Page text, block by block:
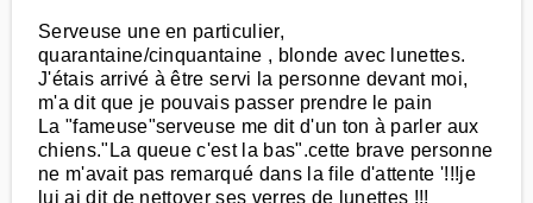
Serveuse une en particulier,
quarantaine/cinquantaine , blonde avec lunettes.
J'étais arrivé à être servi la personne devant moi,
m'a dit que je pouvais passer prendre le pain
La "fameuse"serveuse me dit d'un ton à parler aux
chiens."La queue c'est la bas".cette brave personne
ne m'avait pas remarqué dans la file d'attente '!!!je
lui ai dit de nettoyer ses verres de lunettes !!!